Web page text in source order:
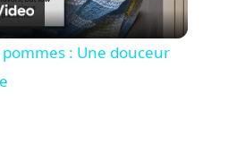
Video
: Une douceur